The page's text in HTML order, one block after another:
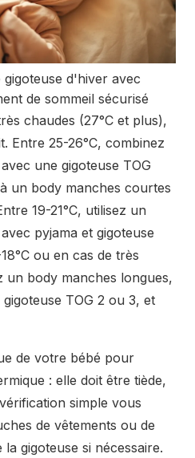
d'hiver avec
de sommeil sécurisé
chaudes (27°C et plus),
Entre 25-26°C, combinez
une gigoteuse TOG
un body manches courtes
19-21°C, utilisez un
pyjama et gigoteuse
ou en cas de très
body manches longues,
TOG 2 ou 3, et
de votre bébé pour
: elle doit être tiède,
simple vous
de vêtements ou de
gigoteuse si nécessaire.